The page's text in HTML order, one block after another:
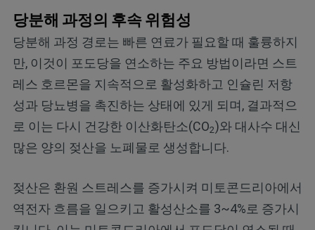
당분해 과정의 후속 위험성
당분해 과정 경로는 빠른 연료가 필요할 때 훌륭하지
만, 이것이 포도당을 연소하는 주요 방법이라면 스트
레스 호르몬을 지속적으로 활성화하고 인슐린 저항
성과 당뇨병을 촉진하는 상태에 있게 되며, 결과적으
로 이는 다시 건강한 이산화탄소(CO2)와 대사수 대신
많은 양의 젖산을 노폐물로 생성합니다.
젖산은 환원 스트레스를 증가시켜 미토콘드리아에서
역전자 흐름을 일으키고 활성산소를 3~4%로 증가시